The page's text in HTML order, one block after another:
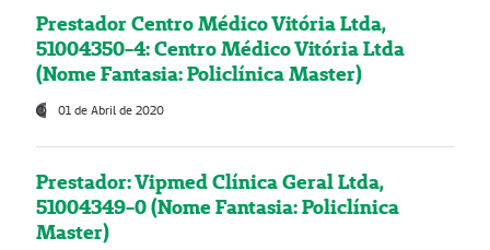
Prestador Centro Médico Vitória Ltda,
51004350-4: Centro Médico Vitória Ltda
(Nome Fantasia: Policlínica Master)
01 de Abril de 2020
Prestador: Vipmed Clínica Geral Ltda,
51004349-0 (Nome Fantasia: Policlínica
Master)